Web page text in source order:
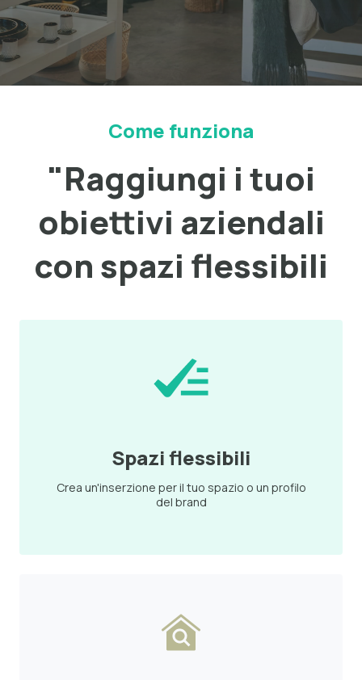
Come funziona
"Raggiungi i tuoi
obiettivi aziendali
con spazi flessibili
Spazi flessibili
Crea un'inserzione per il tuo spazio o un profilo
del brand